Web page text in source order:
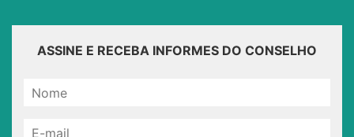
ASSINE E RECEBA INFORMES DO CONSELHO